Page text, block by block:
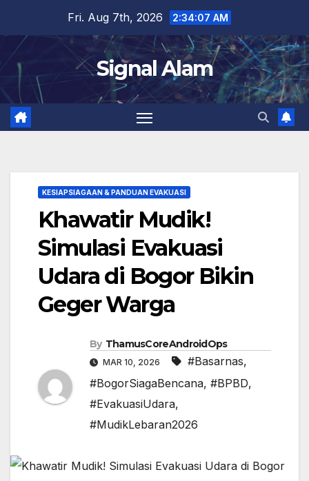
content
Fri. Aug 7th, 2026 2:34:07 AM
Signal Alam
KESIAPSIAGAAN & PANDUAN EVAKUASI
Khawatir Mudik!
Simulasi Evakuasi
Udara di Bogor Bikin
Geger Warga
By ThamusCoreAndroidOps
MAR 10, 2026 #Basarnas,
#BogorSiagaBencana, #BPBD,
#EvakuasiUdara,
#MudikLebaran2026